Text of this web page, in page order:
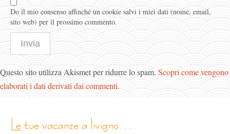
Do il mio consenso affinché un cookie salvi i miei dati (nome, email,
sito web) per il prossimo commento.
Questo sito utilizza Akismet per ridurre lo spam. Scopri come vengono
elaborati i dati derivati dai commenti.
le tue vacanze a livigno…